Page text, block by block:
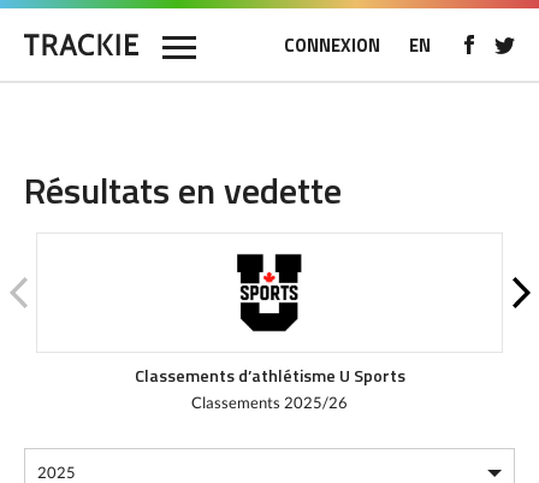
CONNEXION EN
Résultats en vedette
Classements d’athlétisme U Sports
Classements 2025/26